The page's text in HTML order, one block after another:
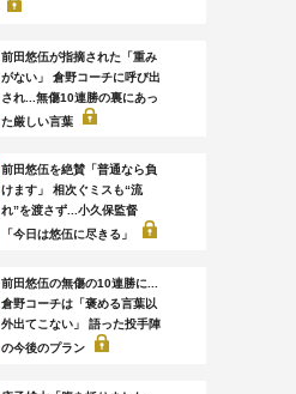
前田悠伍が指摘された「重み
がない」 倉野コーチに呼び出
され...無傷10連勝の裏にあっ
た厳しい言葉
前田悠伍を絶賛「普通なら負
けます」 相次ぐミスも“流
れ”を渡さず...小久保監督
「今日は悠伍に尽きる」
前田悠伍の無傷の10連勝に...
倉野コーチは「褒める言葉以
外出てこない」 語った投手陣
の今後のプラン